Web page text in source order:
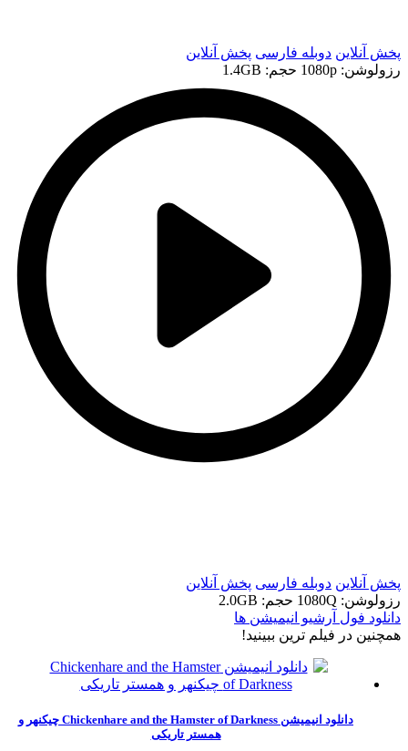
پخش آنلاین دوبله فارسی پخش آنلاین
رزولوشن: 1080p
حجم: 1.4GB
پخش آنلاین دوبله فارسی پخش آنلاین
رزولوشن: 1080Q
حجم: 2.0GB
دانلود فول آرشیو انیمیشن ها
همچنين در فيلم ترين ببينيد!
دانلود انیمیشن Chickenhare and the Hamster of Darkness چیکنهر و
همستر تاریکی